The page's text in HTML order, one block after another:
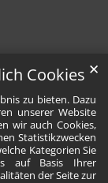
Cookies
zu bieten. Dazu
unserer Website
wir auch Cookies,
Statistikzwecken
Kategorien Sie
auf Basis Ihrer
der Seite zur
✕